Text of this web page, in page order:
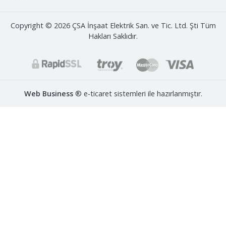
Copyright © 2026 ÇSA İnşaat Elektrik San. ve Tic. Ltd. Şti Tüm
Hakları Saklıdır.
Web Business® e-ticaret sistemleri ile hazırlanmıştır.